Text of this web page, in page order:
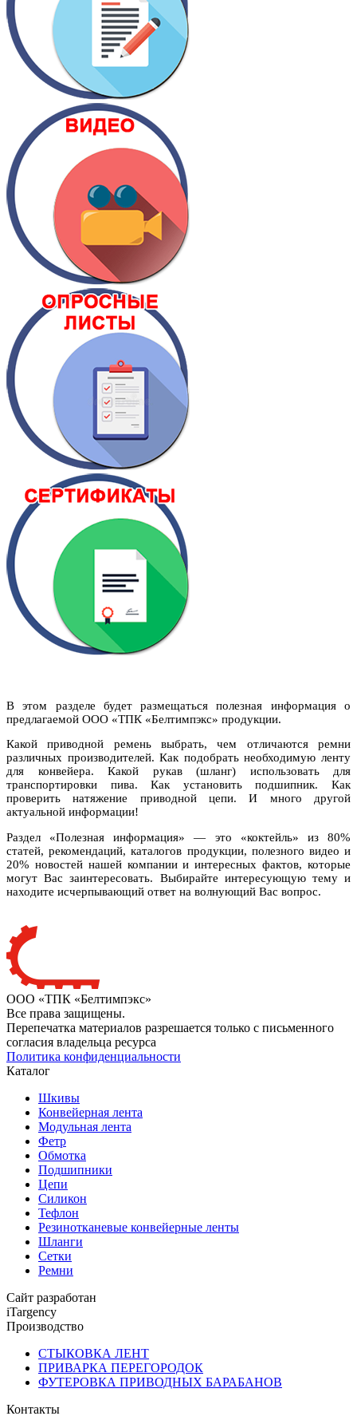
В этом разделе будет размещаться полезная информация о
предлагаемой ООО «ТПК «Белтимпэкс» продукции.
Какой приводной ремень выбрать, чем отличаются ремни
различных производителей. Как подобрать необходимую ленту
для конвейера. Какой рукав (шланг) использовать для
транспортировки пива. Как установить подшипник. Как
проверить натяжение приводной цепи. И много другой
актуальной информации!
Раздел «Полезная информация» — это «коктейль» из 80%
статей, рекомендаций, каталогов продукции, полезного видео и
20% новостей нашей компании и интересных фактов, которые
могут Вас заинтересовать. Выбирайте интересующую тему и
находите исчерпывающий ответ на волнующий Вас вопрос.
ООО «ТПК «Белтимпэкс»
Все права защищены.
Перепечатка материалов разрешается только с письменного
согласия владельца ресурса
Политика конфиденциальности
Каталог
Шкивы
Конвейерная лента
Модульная лента
Фетр
Обмотка
Подшипники
Цепи
Силикон
Тефлон
Резинотканевые конвейерные ленты
Шланги
Сетки
Ремни
Сайт разработан
iTargency
Производство
СТЫКОВКА ЛЕНТ
ПРИВАРКА ПЕРЕГОРОДОК
ФУТЕРОВКА ПРИВОДНЫХ БАРАБАНОВ
Контакты